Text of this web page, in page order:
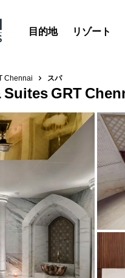
目的地 リゾート
Chennai スパ
GRT